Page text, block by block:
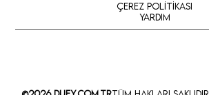
Çerez Politikası
Yardım